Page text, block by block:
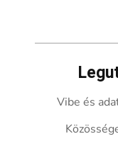
Vibe és